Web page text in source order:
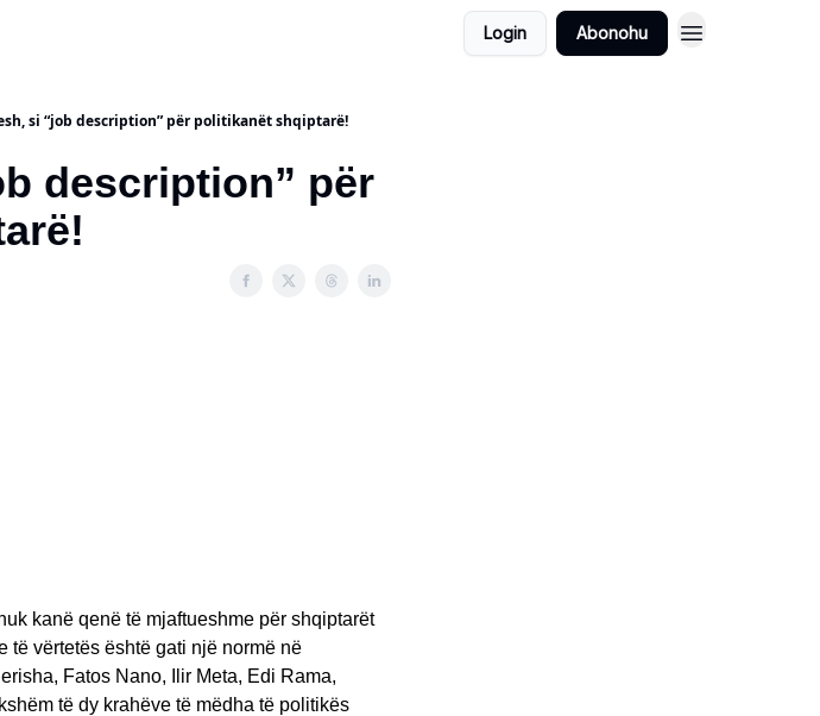
Login Abonohu
si “job description” për politikanët shqiptarë!
description” për
kanë qenë të mjaftueshme për shqiptarët
të vërtetës është gati një normë në
Fatos Nano, Ilir Meta, Edi Rama,
të dy krahëve të mëdha të politikës